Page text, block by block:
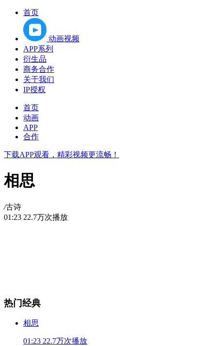
首页
动画视频
APP系列
衍生品
商务合作
关于我们
IP授权
首页
动画
APP
合作
下载APP观看，精彩视频更流畅！
相思
/古诗
01:23 22.7万次播放
热门经典
相思
01:23 22.7万次播放